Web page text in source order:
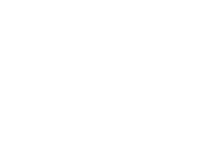
，自此沦为家族废物，受尽他人
内容监制，爱奇艺全网独播。
为母复仇的誓言，以镜湖道院为起点，凭借坚毅无畏的心